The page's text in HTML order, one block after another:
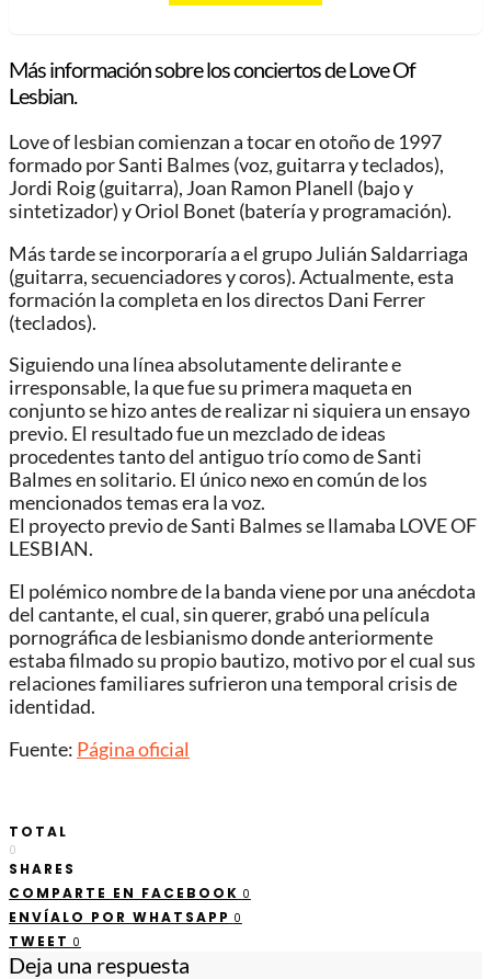
Más información sobre los conciertos de Love Of
Lesbian.
Love of lesbian comienzan a tocar en otoño de 1997
formado por Santi Balmes (voz, guitarra y teclados),
Jordi Roig (guitarra), Joan Ramon Planell (bajo y
sintetizador) y Oriol Bonet (batería y programación).
Más tarde se incorporaría a el grupo Julián Saldarriaga
(guitarra, secuenciadores y coros). Actualmente, esta
formación la completa en los directos Dani Ferrer
(teclados).
Siguiendo una línea absolutamente delirante e
irresponsable, la que fue su primera maqueta en
conjunto se hizo antes de realizar ni siquiera un ensayo
previo. El resultado fue un mezclado de ideas
procedentes tanto del antiguo trío como de Santi
Balmes en solitario. El único nexo en común de los
mencionados temas era la voz.
El proyecto previo de Santi Balmes se llamaba LOVE OF
LESBIAN.
El polémico nombre de la banda viene por una anécdota
del cantante, el cual, sin querer, grabó una película
pornográfica de lesbianismo donde anteriormente
estaba filmado su propio bautizo, motivo por el cual sus
relaciones familiares sufrieron una temporal crisis de
identidad.
Fuente: Página oficial
TOTAL
0
SHARES
COMPARTE EN FACEBOOK 0
ENVÍALO POR WHATSAPP 0
TWEET 0
Deja una respuesta